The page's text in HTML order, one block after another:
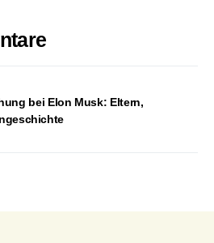
bei Elon Musk: Eltern,